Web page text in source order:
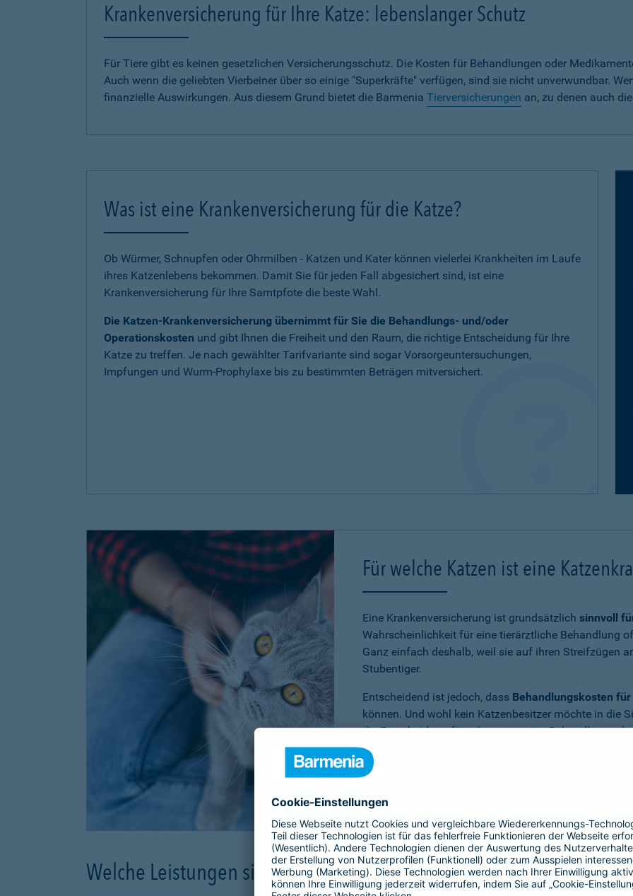
Krankenversicherung für Ihre Katze: lebenslanger Schutz
Für Tiere gibt es keinen gesetzlichen Versicherungsschutz. Die Kosten für Behandlungen oder
Auch wenn die geliebten Vierbeiner über so einige "Superkräfte" verfügen, sind sie nicht unverwundbar.
finanzielle Auswirkungen. Aus diesem Grund bietet die Barmenia Tierversicherungen an, zu denen auch
Was ist eine Krankenversicherung für die Katze?
Ob Würmer, Schnupfen oder Ohrmilben - Katzen und Kater können vielerlei Krankheiten im Laufe
ihres Katzenlebens bekommen. Damit Sie für jeden Fall abgesichert sind, ist eine
Krankenversicherung für Ihre Samtpfote die beste Wahl.
Die Katzen-Krankenversicherung übernimmt für Sie die Behandlungs- und/oder
Operationskosten und gibt Ihnen die Freiheit und den Raum, die richtige Entscheidung für Ihre
Katze zu treffen. Je nach gewählter Tarifvariante sind sogar Vorsorgeuntersuchungen,
Impfungen und Wurm-Prophylaxe bis zu bestimmten Beträgen mitversichert.
Für welche Katzen ist eine
Eine Krankenversicherung ist grundsätzlich sinnvoll
Wahrscheinlichkeit für eine tierärztliche Behandlung
Ganz einfach deshalb, weil sie auf ihren Streifzügen
Stubentiger.
Entscheidend ist jedoch, dass Behandlungskosten
können. Und wohl kein Katzenbesitzer möchte in die
die Entscheidung für oder gegen eine Behandlung
müssen.
Benötigen Sie weitere Informationen zu dieser und
Welche Leistungen sind in der Krankenversicherung für die Katze